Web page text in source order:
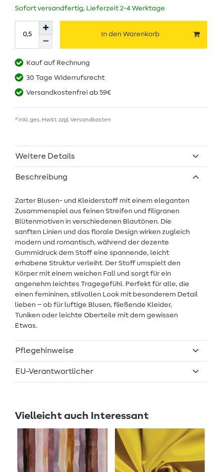
Sofort versandfertig, Lieferzeit 2-4 Werktage
In den Warenkorb
Kauf auf Rechnung
30 Tage Widerrufsrecht
Versandkostenfrei ab 59€
* inkl. ges. MwSt. zzgl. Versandkosten
Weitere Details
Beschreibung
Zarter Blusen- und Kleiderstoff mit einem eleganten
Zusammenspiel aus feinen Streifen und filigranen
Blütenmotiven in verschiedenen Blautönen. Die
sanften Linien und das florale Design wirken zugleich
modern und romantisch, während der dezente
Gummidruck dem Stoff eine spannende, leicht
erhabene Struktur verleiht. Der Stoff umspielt den
Körper mit einem weichen Fall und sorgt für ein
angenehm leichtes Tragegefühl. Perfekt für alle, die
einen femininen, stilvollen Look mit besonderem Detail
lieben – ob für luftige Blusen, fließende Kleider,
Tuniken oder leichte Oberteile mit dem gewissen
Etwas.
Pflegehinweise
EU-Verantwortlicher
Vielleicht auch Interessant